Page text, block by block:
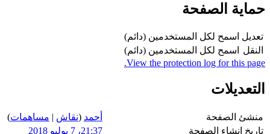
حماية الصفحة
تعديل اسمح لكل المستخدمين (دائم)
النقل
اسمح لكل المستخدمين (دائم)
View the protection log for this page.
التعديلات
منشئ الصفحة أحمد (نقاش | مساهمات)
تاريخ إنشاء الصفحة
21:37، 7 يوليو 2018